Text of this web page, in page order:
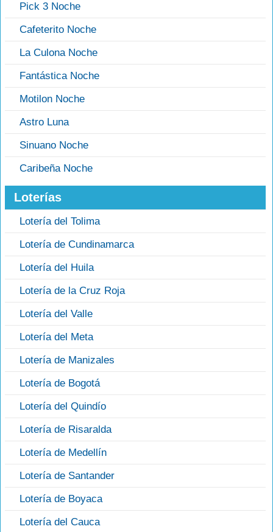
Pick 3 Noche
Cafeterito Noche
La Culona Noche
Fantástica Noche
Motilon Noche
Astro Luna
Sinuano Noche
Caribeña Noche
Loterías
Lotería del Tolima
Lotería de Cundinamarca
Lotería del Huila
Lotería de la Cruz Roja
Lotería del Valle
Lotería del Meta
Lotería de Manizales
Lotería de Bogotá
Lotería del Quindío
Lotería de Risaralda
Lotería de Medellín
Lotería de Santander
Lotería de Boyaca
Lotería del Cauca